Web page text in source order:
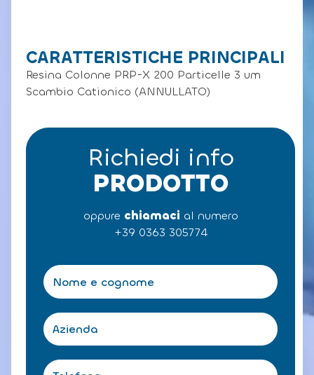
CARATTERISTICHE PRINCIPALI
Resina Colonne PRP-X 200 Particelle 3 um
Scambio Cationico (ANNULLATO)
Richiedi info
PRODOTTO
oppure chiamaci al numero
+39 0363 305774
N
o
m
e
e
c
g
A
z
e
T